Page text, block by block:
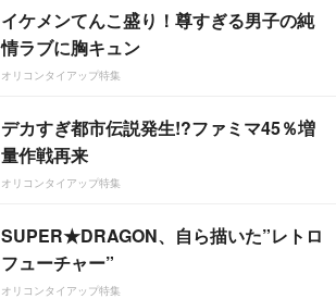
イケメンてんこ盛り！尊すぎる男子の純
情ラブに胸キュン
オリコンタイアップ特集
デカすぎ都市伝説発生!?ファミマ45％増
量作戦再来
オリコンタイアップ特集
SUPER★DRAGON、自ら描いた”レトロ
フューチャー”
オリコンタイアップ特集